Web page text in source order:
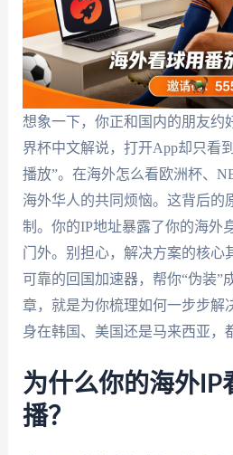
想象一下，你正和国内的朋友约
界杯中文解说，打开App却只看
播放”。在海外怎么看欧洲杯、
海外华人的共同烦恼。这背后的
制。你的IP地址暴露了你的海外
门外。别担心，解决方案的核心
可靠的回国加速器，帮你“伪装”
章，就是为你梳理如何一步步解
身在韩国、美国还是马来西亚，
为什么你的海外IP
播？